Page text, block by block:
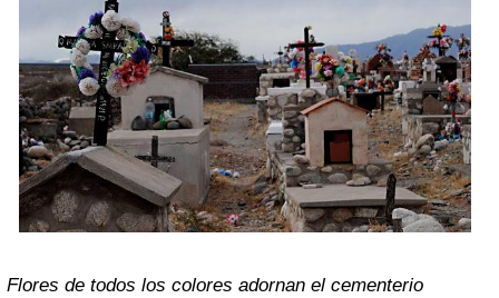
Flores de todos los colores adornan el cementerio